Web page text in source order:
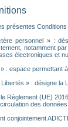
présentes
personnel » :
notamment
électroniques et
: espace permettant
» : désigne la
Règlement (UE)
des données
conjointement